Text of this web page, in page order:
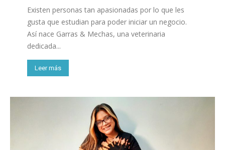
Existen personas tan apasionadas por lo que les
gusta que estudian para poder iniciar un negocio.
Así nace Garras & Mechas, una veterinaria
dedicada...
Leer más